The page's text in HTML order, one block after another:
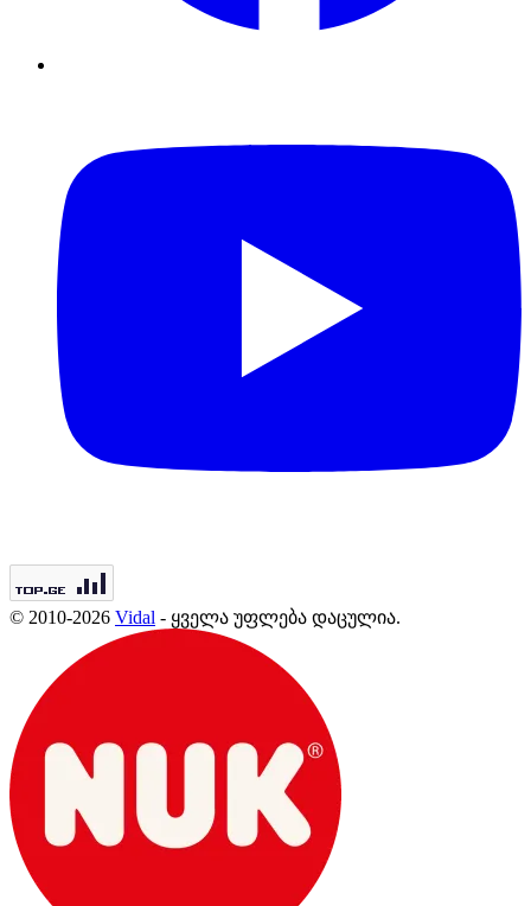
© 2010-2026 Vidal - ყველა უფლება დაცულია.